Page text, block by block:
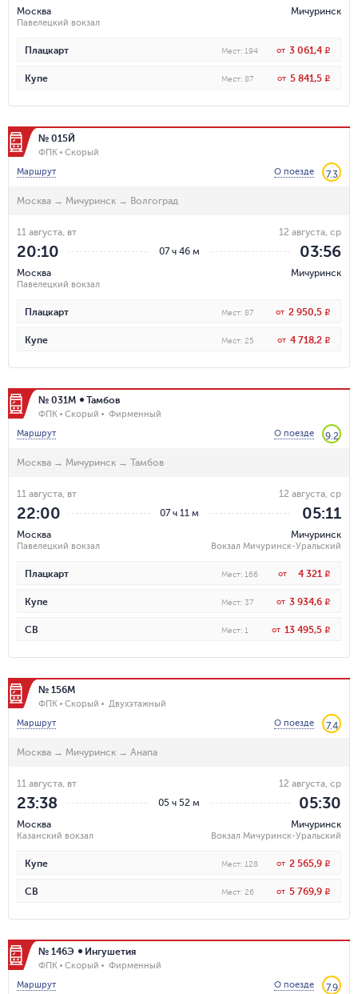
Москва
Павелецкий вокзал
Мичуринск
Плацкарт Мест: 194 от 3 061,4 R
Купе Мест: 87 от 5 841,5 R
№ 015Й
ФПК
Скорый
Маршрут
О поезде 7.3
Москва → Мичуринск → Волгоград
07 ч 46 м
11 августа, вт
20:10
Москва
Павелецкий вокзал
12 августа, ср
03:56
Мичуринск
Плацкарт Мест: 87 от 2 950,5 R
Купе Мест: 25 от 4 718,2 R
№ 031М Тамбов
ФПК Скорый
Фирменный
Маршрут
О поезде 9.2
Москва → Мичуринск → Тамбов
07 ч 11 м
11 августа, вт
22:00
Москва
Павелецкий вокзал
12 августа, ср
05:11
Мичуринск
Вокзал Мичуринск-Уральский
Плацкарт Мест: 166 от 4 321 R
Купе Мест: 37 от 3 934,6 R
СВ Мест: 1 от 13 495,5 R
№ 156М
ФПК Скорый
Двухэтажный
Маршрут
О поезде 7.4
Москва → Мичуринск → Анапа
05 ч 52 м
11 августа, вт
23:38
Москва
Казанский вокзал
12 августа, ср
05:30
Мичуринск
Вокзал Мичуринск-Уральский
Купе Мест: 128 от 2 565,9 R
СВ Мест: 26 от 5 769,9 R
№ 146Э Ингушетия
ФПК Скорый
Фирменный
Маршрут
О поезде 7.9